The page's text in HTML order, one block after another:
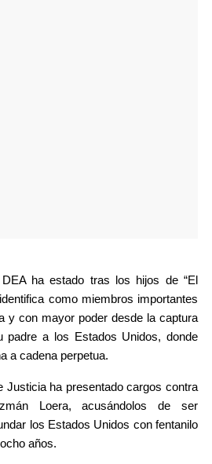
ha estado tras los hijos de “El
como miembros importantes
y con mayor poder desde la captura
padre a los Estados Unidos, donde
a cadena perpetua.
Justicia ha presentado cargos contra
Loera, acusándolos de ser
los Estados Unidos con fentanilo
años.